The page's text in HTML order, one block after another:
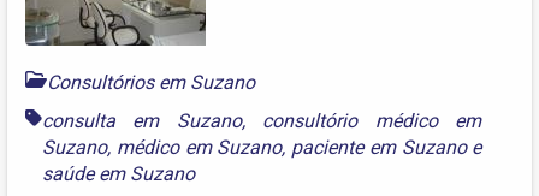
Consultórios em Suzano
consulta em Suzano, consultório médico em
Suzano, médico em Suzano, paciente em Suzanoe
saúde em Suzano